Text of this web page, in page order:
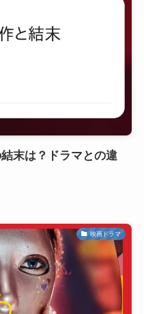
末は？ドラマとの違
映画ドラマ